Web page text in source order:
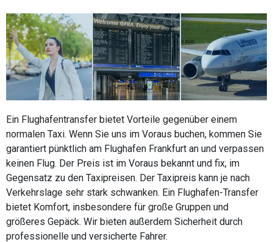
Ein Flughafentransfer bietet Vorteile gegenüber einem
normalen Taxi. Wenn Sie uns im Voraus buchen, kommen Sie
garantiert pünktlich am Flughafen Frankfurt an und verpassen
keinen Flug. Der Preis ist im Voraus bekannt und fix, im
Gegensatz zu den Taxipreisen. Der Taxipreis kann je nach
Verkehrslage sehr stark schwanken. Ein Flughafen-Transfer
bietet Komfort, insbesondere für große Gruppen und
größeres Gepäck. Wir bieten außerdem Sicherheit durch
professionelle und versicherte Fahrer.